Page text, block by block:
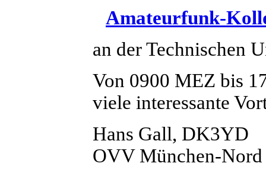
Amateurfunk-
an der Technischen
Von 0900 MEZ bis
viele interessante
Hans Gall, DK3YD
OVV München-Nord